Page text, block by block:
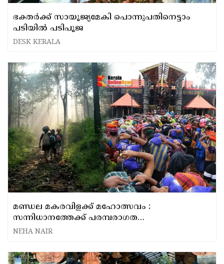
ഭക്തര്‍ക്ക് സായൂജ്യമേകി പൊന്നുപതിനെട്ടാം
പടിയില്‍ പടിപൂജ
DESK KERALA
മണ്ഡല മകരവിളക്ക് മഹോത്സവം :
സന്നിധാനത്തേക്ക് പരമ്പരാഗത
കാനനപാതകളിലൂടെ എത്തിയത് 6.7 ലക്ഷം
NEHA NAIR